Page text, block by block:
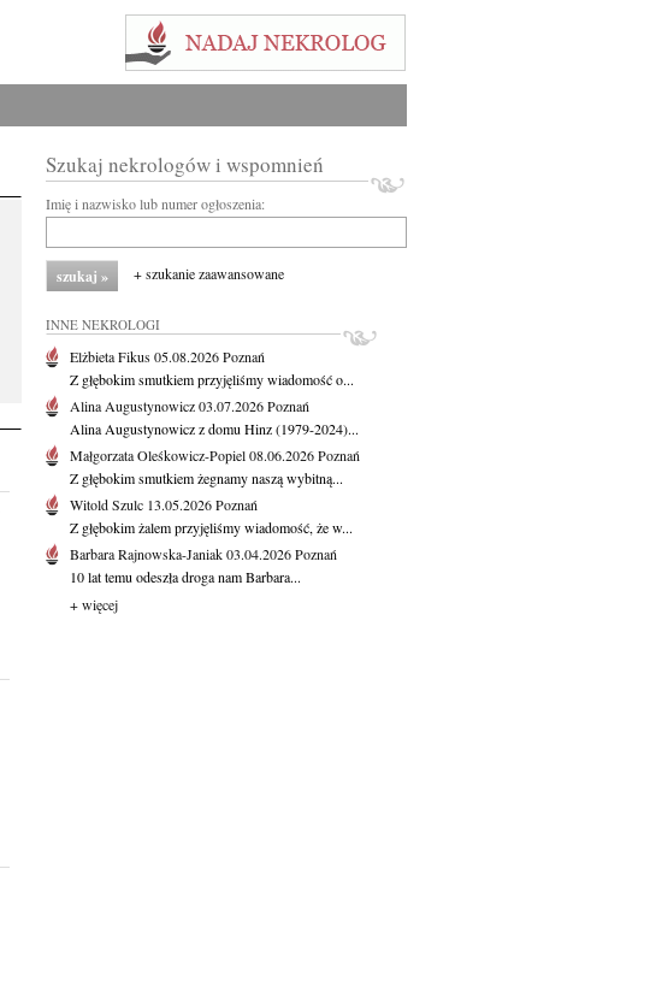
Szukaj nekrologów i wspomnień
Imię i nazwisko lub numer ogłoszenia:
+ szukanie zaawansowane
INNE NEKROLOGI
Elżbieta Fikus05.08.2026Poznań
Z głębokim smutkiem przyjęliśmy wiadomość o...
Alina Augustynowicz03.07.2026Poznań
Alina Augustynowicz z domu Hinz (1979-2024)...
Małgorzata Oleśkowicz-Popiel08.06.2026Poznań
Z głębokim smutkiem żegnamy naszą wybitną...
Witold Szulc 13.05.2026Poznań
Z głębokim żalem przyjęliśmy wiadomość, że w...
Barbara Rajnowska-Janiak03.04.2026Poznań
10 lat temu odeszła droga nam Barbara...
+ więcej